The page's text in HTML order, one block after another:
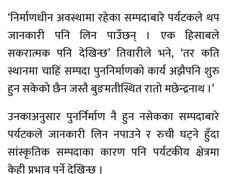
‘निर्माणधीन अवस्थामा रहेका सम्पदाबारे पर्यटकले थप
जानकारी पनि लिन पाउँछन् । एक हिसाबले
सकरात्मक पनि देखिन्छ’ तिवारीले भने, ‘तर कति
स्थानमा चाहिँ सम्पदा पुननिर्माणको कार्य अझैपनि शुरु
हुन सकेको छैन जस्तै बुङमतीस्थित रातो मछेन्द्रनाथ ।’
उनकाअनुसार पुनर्निर्माण नै हुन नसेकका सम्पदाबारे
पर्यटकले जानकारी लिन नपाउने र रुची घट्ने हुँदा
सांस्कृतिक सम्पदाका कारण पनि पर्यटकीय क्षेत्रमा
केही प्रभाव पर्ने देखिन्छ ।